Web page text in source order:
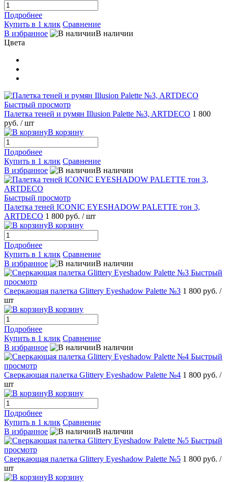
Подробнее
Купить в 1 клик Сравнение
В избранное
В наличии
Цвета
Быстрый просмотр
Палетка теней и румян Illusion Palette №3, ARTDECO 1 800
руб. / шт
В корзину
Подробнее
Купить в 1 клик Сравнение
В избранное
В наличии
Быстрый просмотр
Палетка теней ICONIC EYESHADOW PALETTE тон 3,
ARTDECO 1 800 руб. / шт
В корзину
Подробнее
Купить в 1 клик Сравнение
В избранное
В наличии
Быстрый
просмотр
Сверкающая палетка Glittery Eyeshadow Palette №3 1 800 руб. /
шт
В корзину
Подробнее
Купить в 1 клик Сравнение
В избранное
В наличии
Быстрый
просмотр
Сверкающая палетка Glittery Eyeshadow Palette №4 1 800 руб. /
шт
В корзину
Подробнее
Купить в 1 клик Сравнение
В избранное
В наличии
Быстрый
просмотр
Сверкающая палетка Glittery Eyeshadow Palette №5 1 800 руб. /
шт
В корзину